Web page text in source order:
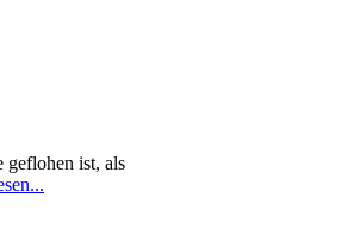
geflohen ist, als